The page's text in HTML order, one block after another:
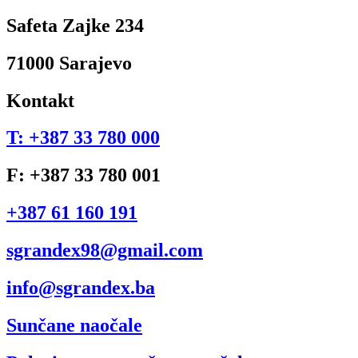
Safeta Zajke 234
71000 Sarajevo
Kontakt
T: +387 33 780 000
F: +387 33 780 001
+387 61 160 191
sgrandex98@gmail.com
info@sgrandex.ba
Sunčane naočale